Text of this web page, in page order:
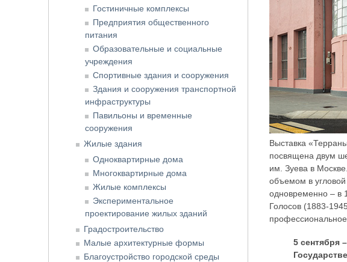
Выставка
посвящена двум
им. Зуева в
объемом в
одновременно – в
Голосов (1883-
5 сентября
Гостиничные комплексы
Предприятия общественного
питания
Образовательные и социальные
учреждения
Спортивные здания и сооружения
Здания и сооружения транспортной
инфраструктуры
Павильоны и временные
сооружения
Жилые здания
Одноквартирные дома
Многоквартирные дома
Жилые комплексы
Экспериментальное
проектирование жилых зданий
Градостроительство
Малые архитектурные формы
Благоустройство городской среды